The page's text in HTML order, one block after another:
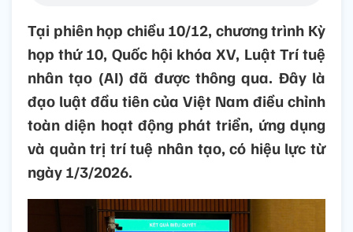
Tại phiên họp chiều 10/12, chương trình Kỳ
họp thứ 10, Quốc hội khóa XV, Luật Trí tuệ
nhân tạo (AI) đã được thông qua. Đây là
đạo luật đầu tiên của Việt Nam điều chỉnh
toàn diện hoạt động phát triển, ứng dụng
và quản trị trí tuệ nhân tạo, có hiệu lực từ
ngày 1/3/2026.